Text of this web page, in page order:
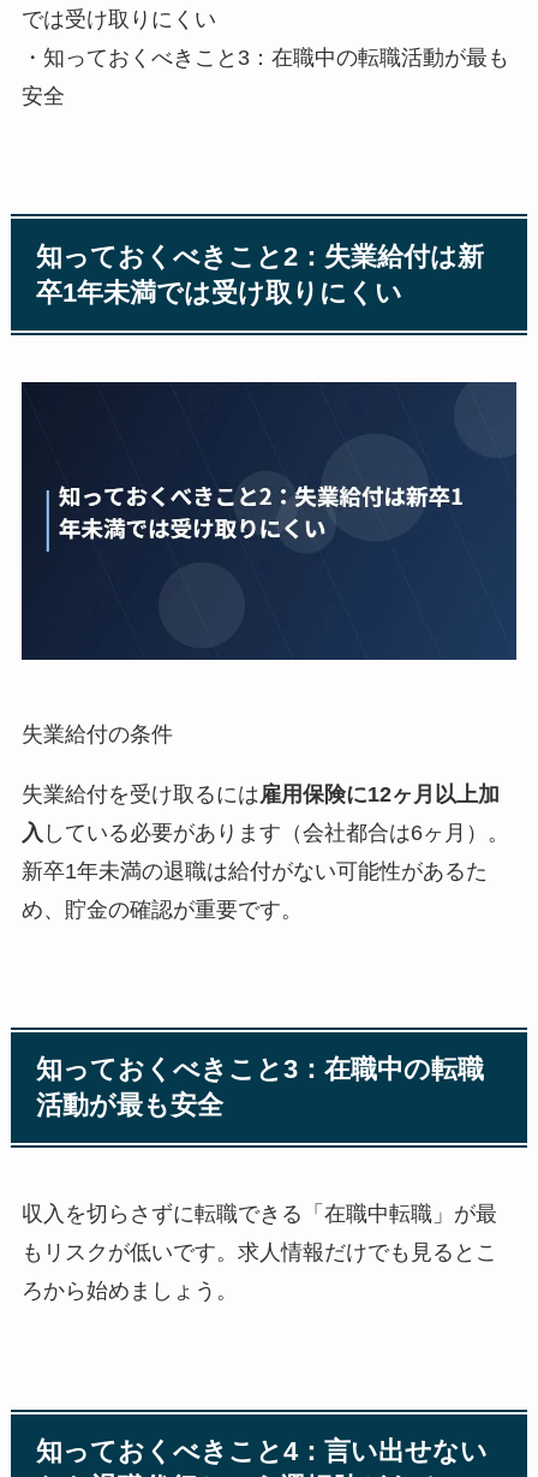
では受け取りにくい
・知っておくべきこと3：在職中の転職活動が最も
安全
知っておくべきこと2：失業給付は新
卒1年未満では受け取りにくい
失業給付の条件
失業給付を受け取るには雇用保険に12ヶ月以上加
入 している必要があります（会社都合は6ヶ月）。
新卒1年未満の退職は給付がない可能性があるた
め、貯金の確認が重要です。
知っておくべきこと3：在職中の転職
活動が最も安全
収入を切らさずに転職できる「在職中転職」が最
もリスクが低いです。求人情報だけでも見るとこ
ろから始めましょう。
知っておくべきこと4：言い出せない